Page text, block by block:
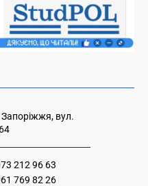
вул.
212 96 63
769 82 26